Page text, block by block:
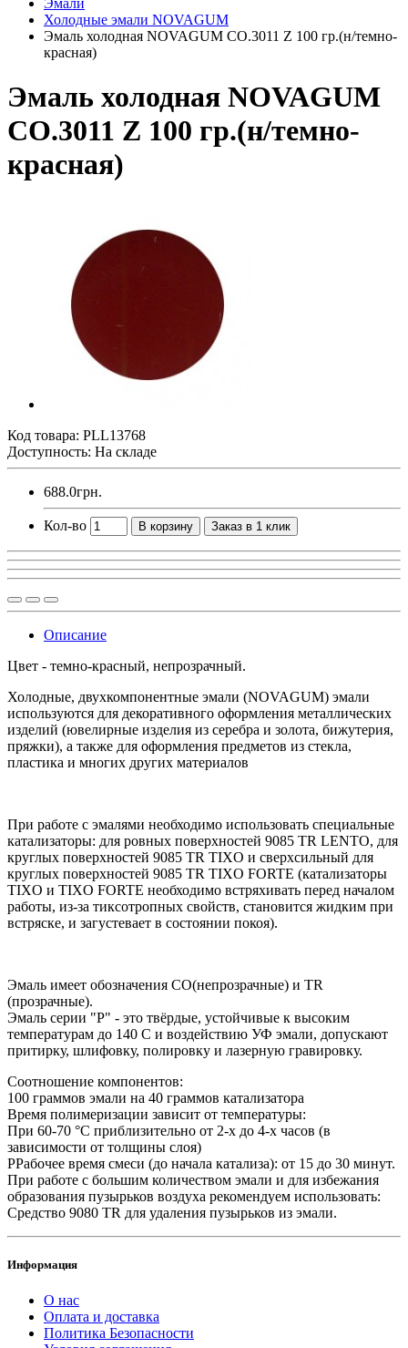
Эмали
Холодные эмали NOVAGUM
Эмаль холодная NOVAGUM CO.3011 Z 100 гр.(н/темно-
красная)
Эмаль холодная NOVAGUM
CO.3011 Z 100 гр.(н/темно-
красная)
Код товара: PLL13768
Доступность: На складе
688.0грн.
Кол-во В корзину Заказ в 1 клик
Описание
Цвет - темно-красный, непрозрачный.
Холодные, двухкомпонентные эмали (NOVAGUM) эмали
используются для декоративного оформления металлических
изделий (ювелирные изделия из серебра и золота, бижутерия,
пряжки), а также для оформления предметов из стекла,
пластика и многих других материалов
При работе с эмалями необходимо использовать специальные
катализаторы: для ровных поверхностей 9085 TR LENTO, для
круглых поверхностей 9085 TR TIXO и сверхсильный для
круглых поверхностей 9085 TR TIXO FORTE (катализаторы
TIXO и TIXO FORTE необходимо встряхивать перед началом
работы, из-за тиксотропных свойств, становится жидким при
встряске, и загустевает в состоянии покоя).
Эмаль имеет обозначения CO(непрозрачные) и TR
(прозрачные).
Эмаль серии "P" - это твёрдые, устойчивые к высоким
температурам до 140 С и воздействию УФ эмали, допускают
притирку, шлифовку, полировку и лазерную гравировку.
Соотношение компонентов:
100 граммов эмали на 40 граммов катализатора
Время полимеризации зависит от температуры:
При 60-70 °C приблизительно от 2-х до 4-х часов (в
зависимости от толщины слоя)
РРабочее время смеси (до начала катализа): от 15 до 30 минут.
При работе с большим количеством эмали и для избежания
образования пузырьков воздуха рекомендуем использовать:
Средство 9080 TR для удаления пузырьков из эмали.
Информация
О нас
Оплата и доставка
Политика Безопасности